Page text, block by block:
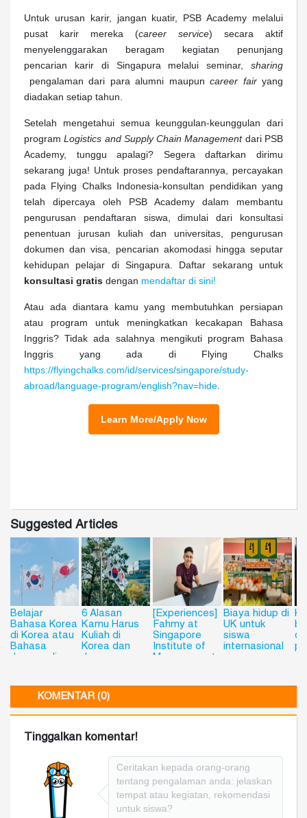
Untuk urusan karir, jangan kuatir, PSB Academy melalui
pusat karir mereka (career service) secara aktif
menyelenggarakan beragam kegiatan penunjang
pencarian karir di Singapura melalui seminar, sharing
pengalaman dari para alumni maupun career fair yang
diadakan setiap tahun.
Setelah mengetahui semua keunggulan-keunggulan dari
programLogistics and Supply Chain Management dari PSB
Academy, tunggu apalagi? Segera daftarkan dirimu
sekarang juga! Untuk proses pendaftarannya, percayakan
pada Flying Chalks Indonesia-konsultan pendidikan yang
telah dipercaya oleh PSB Academy dalam membantu
pengurusan pendaftaran siswa, dimulai dari konsultasi
penentuan jurusan kuliah dan universitas, pengurusan
dokumen dan visa, pencarian akomodasi hingga seputar
kehidupan pelajar di Singapura. Daftar sekarang untuk
konsultasi gratis dengan mendaftar di sini!
Atau ada diantara kamu yang membutuhkan persiapan
atau program untuk meningkatkan kecakapan Bahasa
Inggris? Tidak ada salahnya mengikuti program Bahasa
Inggris yang ada di Flying Chalks
https://flyingchalks.com/id/services/singapore/study-
abroad/language-program/english?nav=hide
Suggested Articles
Belajar
Bahasa Korea
di Korea atau
Bahasa
Jepang di
Flying Chalks!
6 Alasan
Kamu Harus
Kuliah di
Korea dan
Jepang
[Experiences]
Fahmy at
Singapore
Institute of
Management
Biaya hidup di
UK untuk
siswa
internasional
KOMENTAR (0)
Tinggalkan komentar!